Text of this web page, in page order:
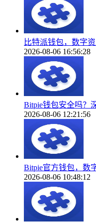
比特派钱包，数字
2026-08-06 16:56:28
Bitpie钱包安全吗？
2026-08-06 12:21:56
Bitpie官方钱包，数
2026-08-06 10:48:12